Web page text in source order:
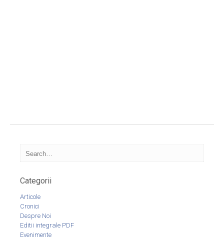
Categorii
Articole
Cronici
Despre Noi
Editii integrale PDF
Evenimente